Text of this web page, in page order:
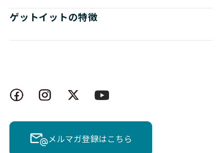
ゲットイットの特徴
メルマガ登録はこちら